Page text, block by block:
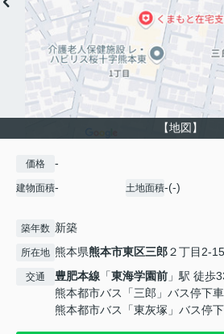
【地図】
価格 -
建物面積- 土地面積-(-)
築年数 新築
所在地 熊本県熊本市東区三郎２丁目2-
交通 豊肥本線 「東海学園前 」駅 徒歩
熊本都市バス「三郎」バス停下
熊本都市バス「東灰塚」バス停